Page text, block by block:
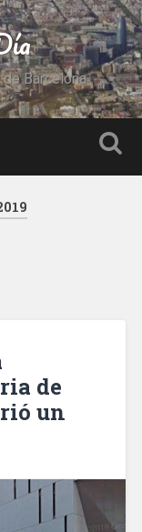
Barcelona
de
un